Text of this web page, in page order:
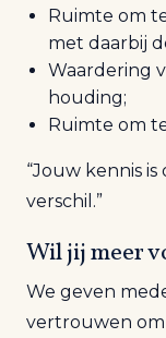
Ruimte om
met daarbij
Waardering
houding;
Ruimte om
“Jouw kennis
verschil.”
Wil jij meer
We geven
vertrouwen